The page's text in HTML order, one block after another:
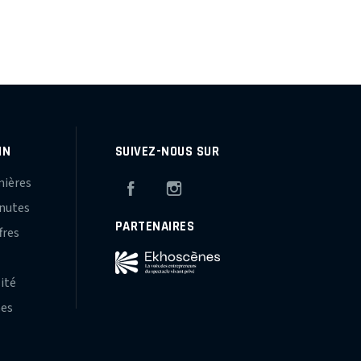
SUIVEZ-NOUS SUR
Facebook
PARTENAIRES